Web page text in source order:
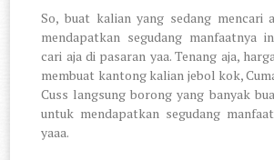
So, buat kalian yang sedang mencari
mendapatkan segudang manfaatnya
cari aja di pasaran yaa. Tenang aja,
membuat kantong kalian jebol kok,
Cuss langsung borong yang banyak
untuk mendapatkan segudang
yaaa.